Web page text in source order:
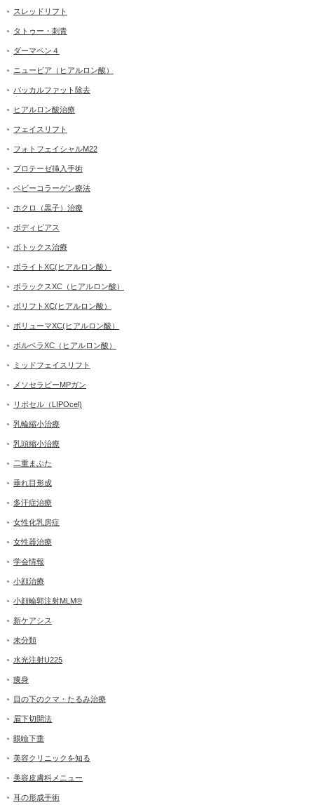
スレッドリフト
タトゥー・刺青
ダーマペン４
ニュービア（ヒアルロン酸）
バッカルファット除去
ヒアルロン酸治療
フェイスリフト
フォトフェイシャルM22
プロテーゼ挿入手術
ベビーコラーゲン療法
ホクロ（黒子）治療
ボディピアス
ボトックス治療
ボライトXC(ヒアルロン酸）
ボラックスXC（ヒアルロン酸）
ボリフトXC(ヒアルロン酸）
ボリューマXC(ヒアルロン酸）
ボルベラXC（ヒアルロン酸）
ミッドフェイスリフト
メソセラピーMPガン
リポセル（LIPOcel)
乳輪縮小治療
乳頭縮小治療
二重まぶた
垂れ目形成
多汗症治療
女性化乳房症
女性器治療
学会情報
小顔治療
小顔輪郭注射MLM®
新ケアシス
未分類
水光注射U225
痩身
目の下のクマ・たるみ治療
眉下切開法
眼瞼下垂
美容クリニックを知る
美容皮膚科メニュー
耳の形成手術